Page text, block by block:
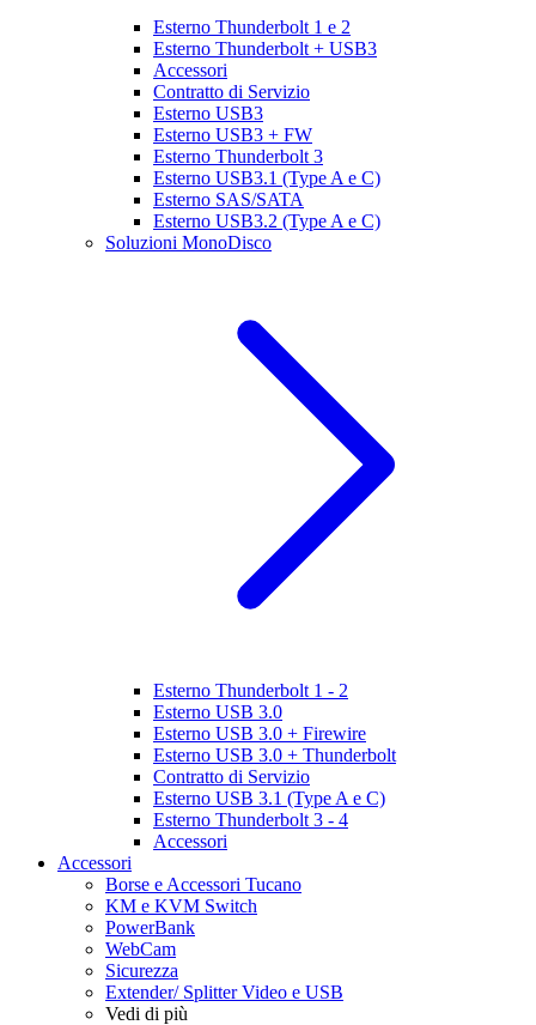
Esterno Thunderbolt 1 e 2
Esterno Thunderbolt + USB3
Accessori
Contratto di Servizio
Esterno USB3
Esterno USB3 + FW
Esterno Thunderbolt 3
Esterno USB3.1 (Type A e C)
Esterno SAS/SATA
Esterno USB3.2 (Type A e C)
Soluzioni MonoDisco
Esterno Thunderbolt 1 - 2
Esterno USB 3.0
Esterno USB 3.0 + Firewire
Esterno USB 3.0 + Thunderbolt
Contratto di Servizio
Esterno USB 3.1 (Type A e C)
Esterno Thunderbolt 3 - 4
Accessori
Accessori
Borse e Accessori Tucano
KM e KVM Switch
PowerBank
WebCam
Sicurezza
Extender/ Splitter Video e USB
Vedi di più